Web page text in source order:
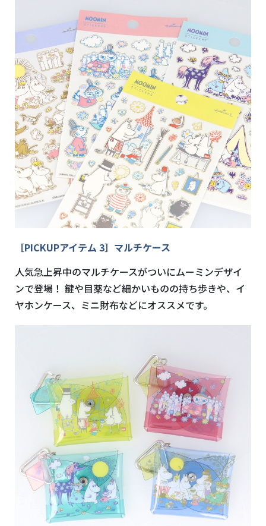
［PICKUPアイテム 3］マルチケース
人気急上昇中のマルチケースがついにムーミンデザイ
ンで登場！ 鍵や目薬など細かいものの持ち歩きや、イ
ヤホンケース、ミニ財布などにオススメです。